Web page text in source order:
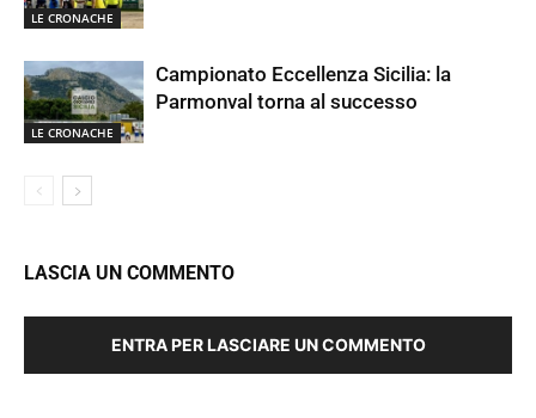
LE CRONACHE
LE CRONACHE
Campionato Eccellenza Sicilia: la
Parmonval torna al successo
LASCIA UN COMMENTO
ENTRA PER LASCIARE UN COMMENTO